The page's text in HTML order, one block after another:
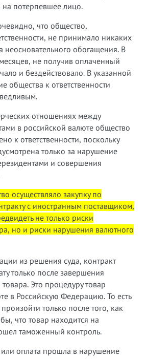
на потерпевшее лицо.
что общество,
не принимало никаких
неосновательного обогащения. В
не получив оплаченный
и бездействовало. В указанной
общества к ответственности
отношениях между
в российской валюте общество
к ответственности, поскольку
только за нарушение
и совершения
осуществляло закупку по
с иностранным поставщиком,
не только риски
но и риски нарушения валютного
из решения суда, контракт
только после завершения
Это процедуру товар
в Российскую Федерацию. То есть
только после того, как
что товар находится на
таможенный контроль.
оплата прошла в нарушение